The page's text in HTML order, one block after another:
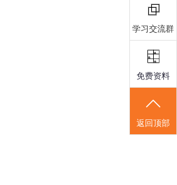
学习交流群
免费资料
返回顶部